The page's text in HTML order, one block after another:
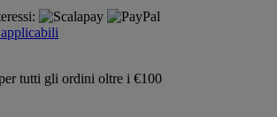
applicabili
tutti gli ordini oltre i €100